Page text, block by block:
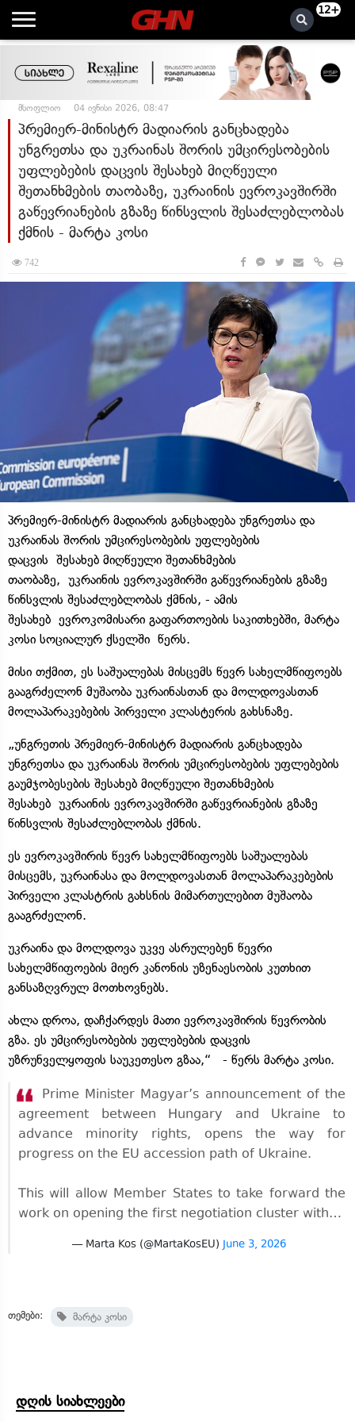
12+
მსოფლიო 04 ივნისი 2026, 08:47
პრემიერ-მინისტრ მადიარის განცხადება
უნგრეთსა და უკრაინას შორის უმცირესობების
უფლებების დაცვის შესახებ მიღწეული
შეთანხმების თაობაზე, უკრაინის ევროკავშირში
გაწევრიანების გზაზე წინსვლის შესაძლებლობას
ქმნის - მარტა კოსი
742
პრემიერ-მინისტრ მადიარის განცხადება უნგრეთსა და
უკრაინას შორის უმცირესობების უფლებების
დაცვის შესახებ მიღწეული შეთანხმების
თაობაზე, უკრაინის ევროკავშირში გაწევრიანების გზაზე
წინსვლის შესაძლებლობას ქმნის, - ამის
შესახებ ევროკომისარი გაფართოების საკითხებში, მარტა
კოსი სოციალურ ქსელში წერს.
მისი თქმით, ეს საშუალებას მისცემს წევრ სახელმწიფოებს
გააგრძელონ მუშაობა უკრაინასთან და მოლდოვასთან
მოლაპარაკებების პირველი კლასტერის გახსნაზე.
„უნგრეთის პრემიერ-მინისტრ მადიარის განცხადება
უნგრეთსა და უკრაინას შორის უმცირესობების უფლებების
გაუმჯობესების შესახებ მიღწეული შეთანხმების
შესახებ უკრაინის ევროკავშირში გაწევრიანების გზაზე
წინსვლის შესაძლებლობას ქმნის.
ეს ევროკავშირის წევრ სახელმწიფოებს საშუალებას
მისცემს, უკრაინასა და მოლდოვასთან მოლაპარაკებების
პირველი კლასტრის გახსნის მიმართულებით მუშაობა
გააგრძელონ.
უკრაინა და მოლდოვა უკვე ასრულებენ წევრი
სახელმწიფოების მიერ კანონის უზენაესობის კუთხით
განსაზღვრულ მოთხოვნებს.
ახლა დროა, დაჩქარდეს მათი ევროკავშირის წევრობის
გზა. ეს უმცირესობების უფლებების დაცვის
უზრუნველყოფის საუკეთესო გზაა,“ - წერს მარტა კოსი.
Prime Minister Magyar’s announcement of the
agreement between Hungary and Ukraine to
advance minority rights, opens the way for
progress on the EU accession path of Ukraine.
This will allow Member States to take forward the
work on opening the first negotiation cluster with…
— Marta Kos (@MartaKosEU) June 3, 2026
თემები: მარტა კოსი
დღის სიახლეები